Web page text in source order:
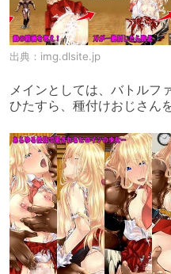
出典： img.dlsite.jp
メインとしては、バトルフ
ひたすら、種付けおじさん